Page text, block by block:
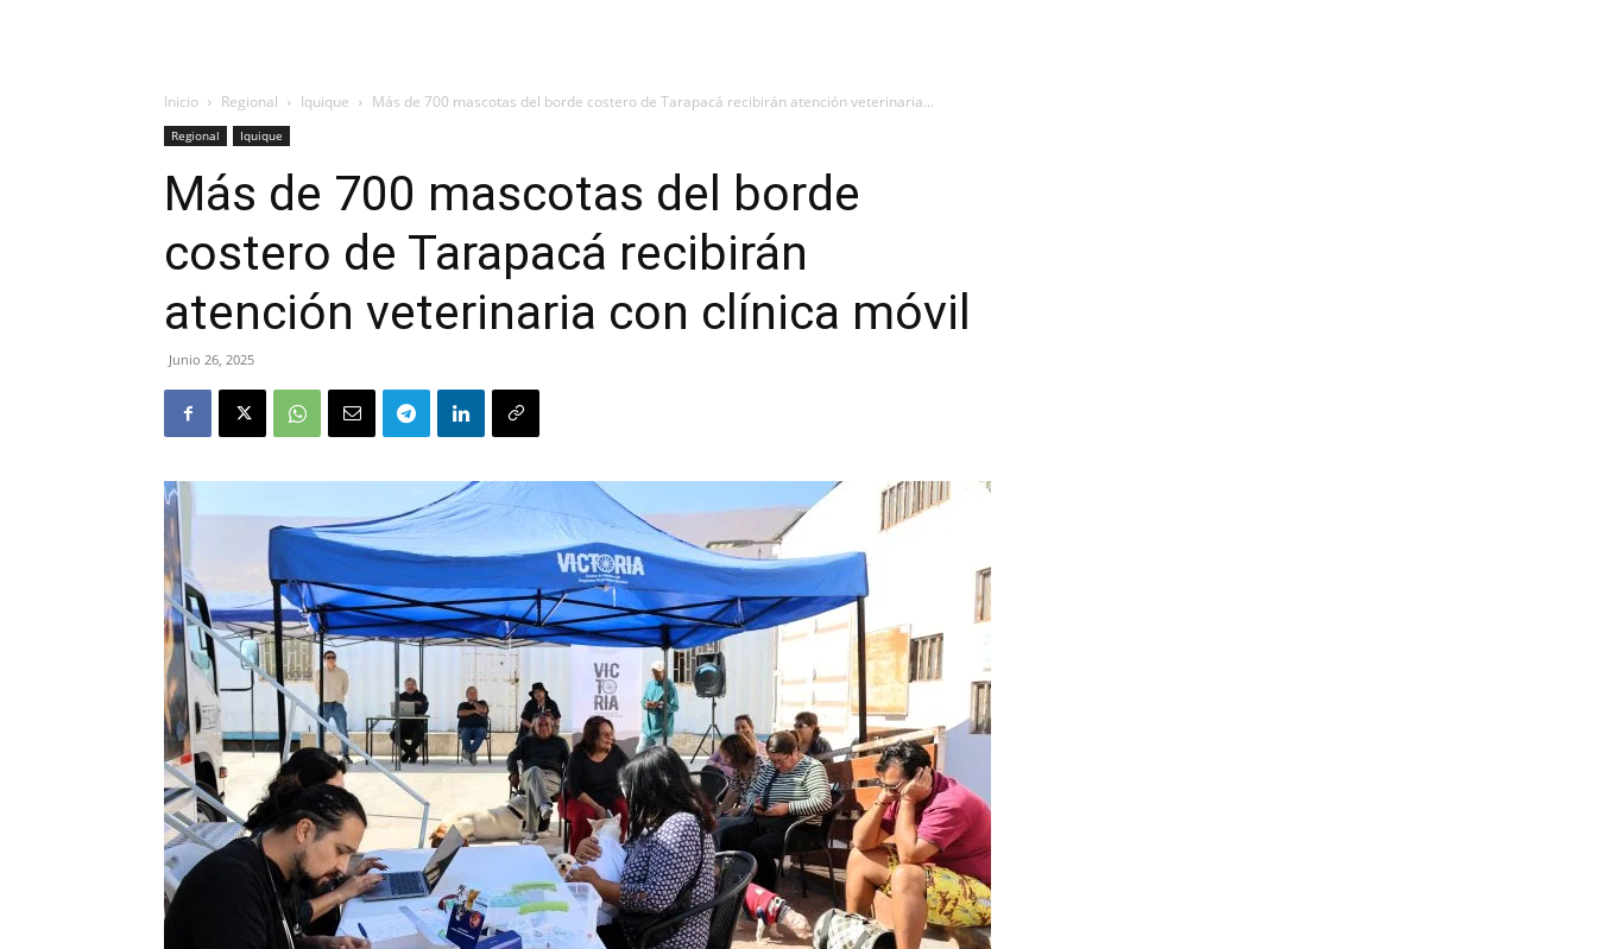
Inicio Regional Iquique Más de 700 mascotas del borde costero de Tarapacá recibirán atención veterinaria...
Regional Iquique
Más de 700 mascotas del borde
costero de Tarapacá recibirán
atención veterinaria con clínica móvil
Junio 26, 2025